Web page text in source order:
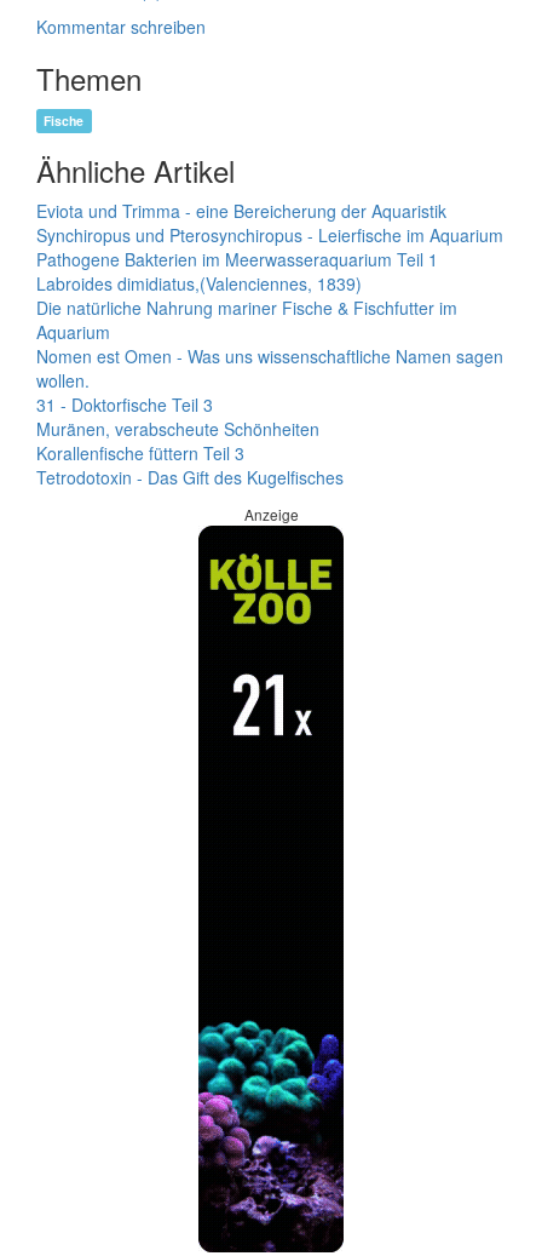
Kommentar schreiben
Themen
Fische
Ähnliche Artikel
Eviota und Trimma - eine Bereicherung der Aquaristik
Synchiropus und Pterosynchiropus - Leierfische im Aquarium
Pathogene Bakterien im Meerwasseraquarium Teil 1
Labroides dimidiatus,(Valenciennes, 1839)
Die natürliche Nahrung mariner Fische & Fischfutter im
Aquarium
Nomen est Omen - Was uns wissenschaftliche Namen sagen
wollen.
31 - Doktorfische Teil 3
Muränen, verabscheute Schönheiten
Korallenfische füttern Teil 3
Tetrodotoxin - Das Gift des Kugelfisches
Anzeige